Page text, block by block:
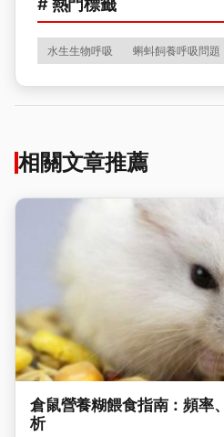
# 熱門標籤
水生生物呼吸 蝌蚪飼養呼吸問題
相關文章推薦
倉鼠營養糊餵食指南：頻率
析